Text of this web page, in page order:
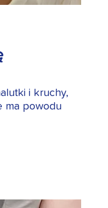
i kruchy,
ma powodu